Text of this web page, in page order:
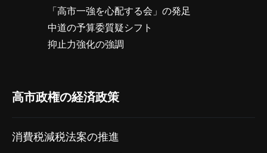
「高市一強を心配する会」の発足
中道の予算委質疑シフト
抑止力強化の強調
高市政権の経済政策
消費税減税法案の推進